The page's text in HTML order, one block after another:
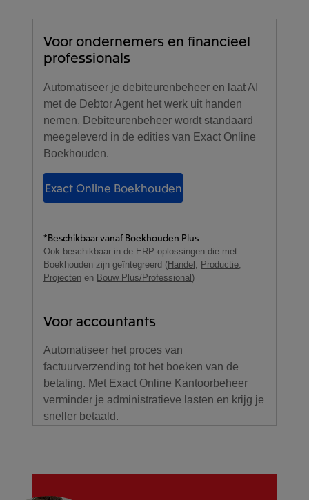
Voor ondernemers en financieel
professionals
Automatiseer je debiteurenbeheer en laat AI
met de Debtor Agent het werk uit handen
nemen. Debiteurenbeheer wordt standaard
meegeleverd in de edities van Exact Online
Boekhouden.
Exact Online Boekhouden
*Beschikbaar vanaf Boekhouden Plus
Ook beschikbaar in de ERP-oplossingen die met
Boekhouden zijn geïntegreerd (Handel Productie
Projecten en Bouw Plus/Professional )
Voor accountants
Automatiseer het proces van
factuurverzending tot het boeken van de
betaling. Met Exact Online Kantoorbeheer
verminder je administratieve lasten en krijg je
sneller betaald.